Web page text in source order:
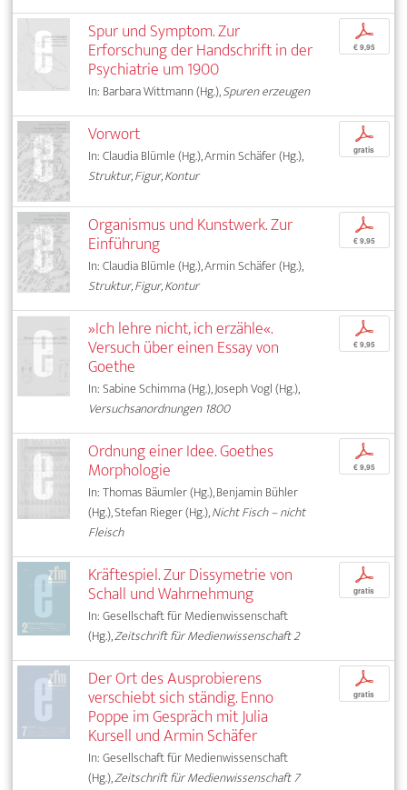
Spur und Symptom. Zur
Erforschung der Handschrift in der
Psychiatrie um 1900
In: Barbara Wittmann (Hg.),Spuren erzeugen
p
€ 9,95
Vorwort
In: Claudia Blümle (Hg.), Armin Schäfer (Hg.),
Struktur, Figur, Kontur
p
gratis
Organismus und Kunstwerk. Zur
Einführung
In: Claudia Blümle (Hg.), Armin Schäfer (Hg.),
Struktur, Figur, Kontur
p
€ 9,95
»Ich lehre nicht, ich erzähle«.
Versuch über einen Essay von
Goethe
In: Sabine Schimma (Hg.), Joseph Vogl (Hg.),
Versuchsanordnungen 1800
p
€ 9,95
Ordnung einer Idee. Goethes
Morphologie
In: Thomas Bäumler (Hg.), Benjamin Bühler
(Hg.), Stefan Rieger (Hg.),Nicht Fisch – nicht
Fleisch
p
€ 9,95
Kräftespiel. Zur Dissymetrie von
Schall und Wahrnehmung
In: Gesellschaft für Medienwissenschaft
(Hg.),Zeitschrift für Medienwissenschaft 2
p
gratis
Der Ort des Ausprobierens
verschiebt sich ständig. Enno
Poppe im Gespräch mit Julia
Kursell und Armin Schäfer
In: Gesellschaft für Medienwissenschaft
(Hg.),Zeitschrift für Medienwissenschaft 7
p
gratis